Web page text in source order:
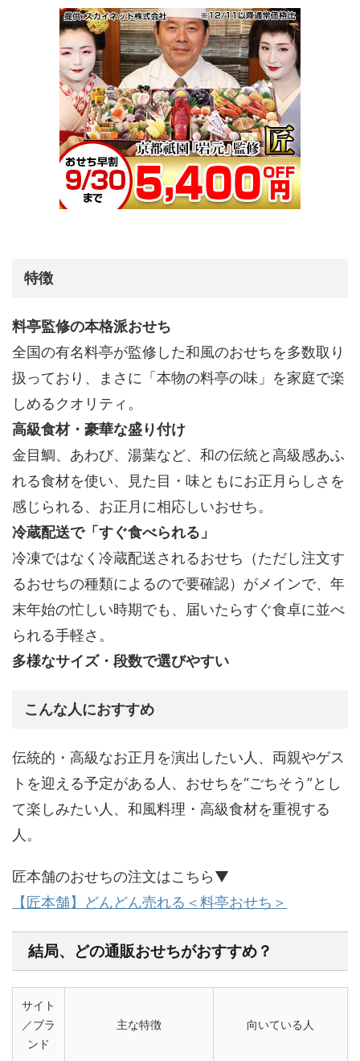
特徴
料亭監修の本格派おせち
全国の有名料亭が監修した和風のおせちを多数取り
扱っており、
まさに「本物の料亭の味」を家庭で楽
しめるクオリティ。
高級食材・豪華な盛り付け
金目鯛、あわび、湯葉など、和の伝統と高級感あふ
れる食材を使い、見た目・味ともにお正月らしさを
感じられる、お正月に相応しいおせち。
冷蔵配送で「すぐ食べられる」
冷凍ではなく冷蔵配送されるおせち（ただし注文す
るおせちの種類によるので要確認）がメインで、年
末年始の忙しい時期でも、届いたらすぐ食卓に並べ
られる手軽さ。
多様なサイズ・段数で選びやすい
こんな人におすすめ
伝統的・高級なお正月を演出したい人、両親やゲス
トを迎える予定がある人、おせちを“ごちそう”とし
て楽しみたい人、和風料理・高級食材を重視する
人。
匠本舗のおせちの注文はこちら▼
【匠本舗】どんどん売れる＜料亭おせち＞
結局、どの通販おせちがおすすめ？
サイト
／ブラ
ンド
主な特徴 向いている人